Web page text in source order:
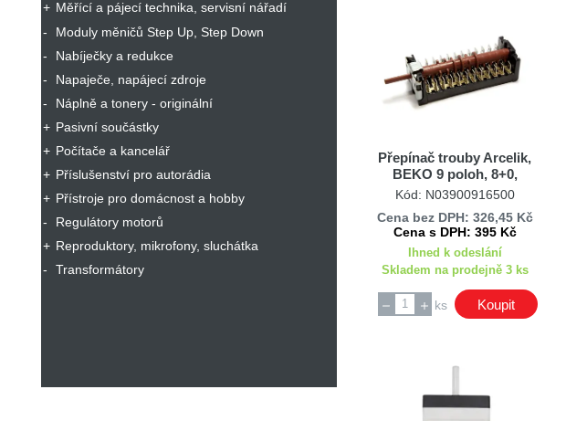
Měřící a pájecí technika, servisní nářadí
Moduly měničů Step Up, Step Down
Nabíječky a redukce
Napaječe, napájecí zdroje
Náplně a tonery - originální
Pasivní součástky
Počítače a kancelář
Příslušenství pro autorádia
Přístroje pro domácnost a hobby
Regulátory motorů
Reproduktory, mikrofony, sluchátka
Transformátory
Přepínač trouby Arcelik,
BEKO 9 poloh, 8+0,
263100032, C00912638,
Kód: N03900916500
Cena bez DPH: 326,45 Kč
Cena s DPH: 395 Kč
Ihned k odeslání
Skladem na prodejně 3 ks
ks Koupit